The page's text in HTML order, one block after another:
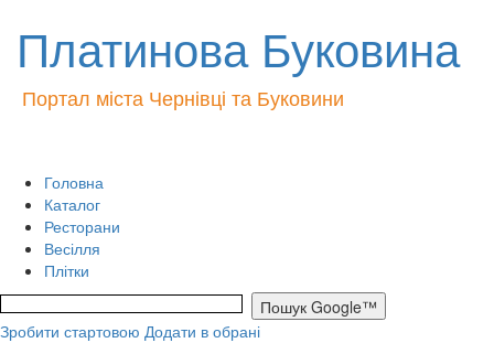
Платинова Буковина
Портал міста Чернівці та Буковини
Головна
Каталог
Ресторани
Весілля
Плітки
Зробити стартовою Додати в обрані